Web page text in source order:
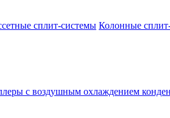
сплит-системы Колонные
с воздушным охлаждением